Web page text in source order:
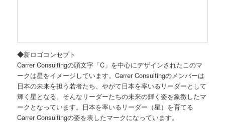
◆新ロゴコンセプト
Carrer Consultingの頭文字「C」を中心にデザインされたこのマ
ークは星をイメージしています。Carrer Consultingのメンバーは
日本の未来を担う若者たち、やがて日本を率いるリーダーとして
輝く星となる。そんなリーダーたちの未来の輝く姿を象徴したマ
ークとなっています。日本を率いるリーダー（星）を育てる
Carrer Consultingの姿を表したマークになっています。